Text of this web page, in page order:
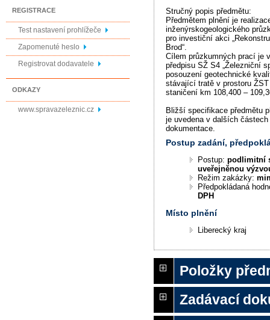
REGISTRACE
Test nastavení prohlížeče
Zapomenuté heslo
Registrovat dodavatele
ODKAZY
www.spravazeleznic.cz
Stručný popis předmětu:
Předmětem plnění je
inženýrskogeologického
pro investiční akci
Brod“.
Cílem průzkumných prací je
předpisu SŽ S4 „Železniční
posouzení geotechnické
stávající tratě v prostoru
staničení km 108,400 –
Bližší specifikace předmětu
je uvedena v dalších
dokumentace.
Postup zadání,
Postup:podlimitní
uveřejněnou
Režim zakázky:
Předpokládaná
DPH
Místo plnění
Liberecký kraj
Položky
Zadávací